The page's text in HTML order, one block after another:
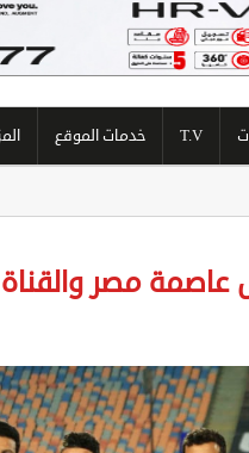
T.V خدمات الموقع
مصر والقناة